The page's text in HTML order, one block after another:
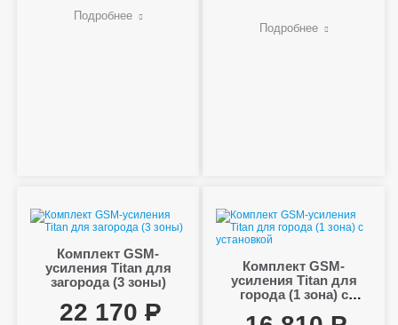
Подробнее
Подробнее
Комплект GSM-
усиления Titan для
загорода (3 зоны)
22 170
Комплект GSM-
усиления Titan для
города (1 зона) с